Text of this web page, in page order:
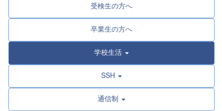
受検生の方へ
卒業生の方へ
学校生活
SSH
通信制